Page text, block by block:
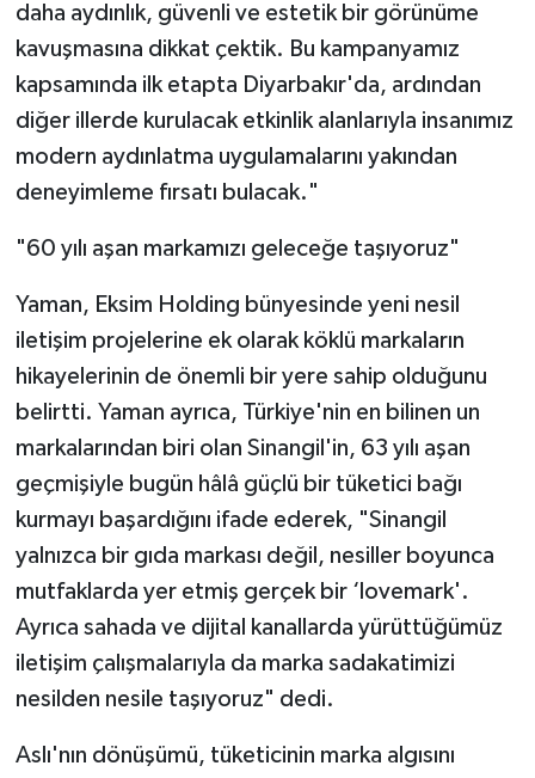
daha aydınlık, güvenli ve estetik bir görünüme
kavuşmasına dikkat çektik. Bu kampanyamız
kapsamında ilk etapta Diyarbakır'da, ardından
diğer illerde kurulacak etkinlik alanlarıyla insanımız
modern aydınlatma uygulamalarını yakından
deneyimleme fırsatı bulacak."
"60 yılı aşan markamızı geleceğe taşıyoruz"
Yaman, Eksim Holding bünyesinde yeni nesil
iletişim projelerine ek olarak köklü markaların
hikayelerinin de önemli bir yere sahip olduğunu
belirtti. Yaman ayrıca, Türkiye'nin en bilinen un
markalarından biri olan Sinangil'in, 63 yılı aşan
geçmişiyle bugün hâlâ güçlü bir tüketici bağı
kurmayı başardığını ifade ederek, "Sinangil
yalnızca bir gıda markası değil, nesiller boyunca
mutfaklarda yer etmiş gerçek bir ‘lovemark'.
Ayrıca sahada ve dijital kanallarda yürüttüğümüz
iletişim çalışmalarıyla da marka sadakatimizi
nesilden nesile taşıyoruz" dedi.
Aslı'nın dönüşümü, tüketicinin marka algısını